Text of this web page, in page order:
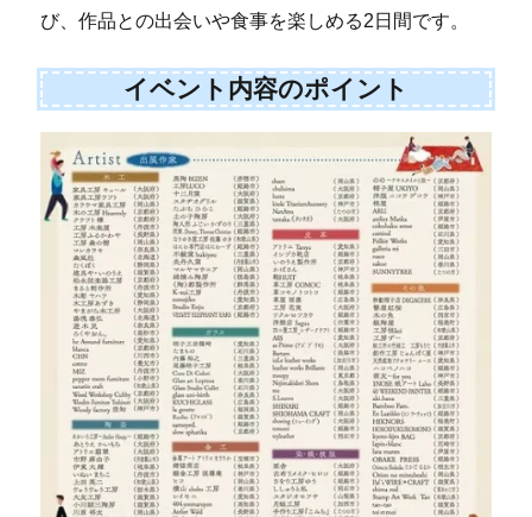
び、作品との出会いや食事を楽しめる2日間です。
イベント内容のポイント